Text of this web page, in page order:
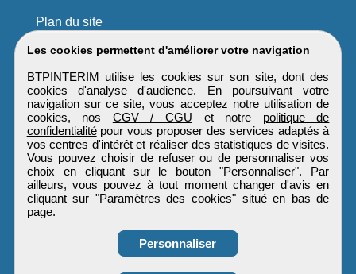
Les cookies permettent d'améliorer votre navigation
BTPINTERIM utilise les cookies sur son site, dont des
cookies d'analyse d'audience. En poursuivant votre
navigation sur ce site, vous acceptez notre utilisation de
cookies, nos CGV / CGU et notre politique de
confidentialitépour vous proposer des services adaptés à
vos centres d'intérêt et réaliser des statistiques de visites.
Vous pouvez choisir de refuser ou de personnaliser vos
choix en cliquant sur le bouton "Personnaliser". Par
ailleurs, vous pouvez à tout moment changer d'avis en
cliquant sur "Paramètres des cookies" situé en bas de
page.
Personnaliser
Plan du site